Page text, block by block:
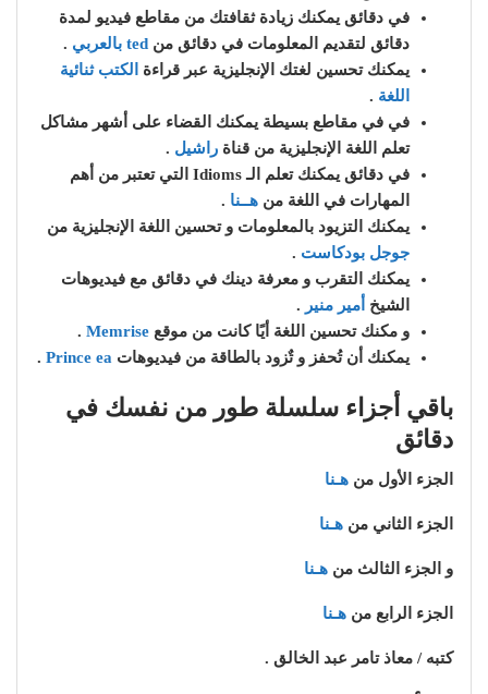
في دقائق يمكنك زيادة ثقافتك من مقاطع فيديو لمدة
دقائق لتقديم المعلومات في دقائق من ted بالعربي
.
يمكنك تحسين لغتك الإنجليزية عبر قراءة
الكتب ثنائية
اللغة .
في في مقاطع بسيطة يمكنك القضاء على أشهر مشاكل
تعلم اللغة الإنجليزية من قناة راشيل .
في دقائق يمكنك تعلم الـ Idioms التي تعتبر من أهم
المهارات في اللغة من هــنا .
يمكنك التزيود بالمعلومات و تحسين اللغة الإنجليزية من
جوجل بودكاست .
يمكنك التقرب و معرفة دينك في دقائق مع فيديوهات
الشيخ أمير منير .
و مكنك تحسين اللغة أيًا كانت من موقع Memrise
.
يمكنك أن تُحفز و تٌزود بالطاقة من فيديوهات Prince ea
.
باقي أجزاء سلسلة طور من نفسك في
دقائق
الجزء الأول من هـنا
الجزء الثاني من هـنا
و الجزء الثالث من هـنا
الجزء الرابع من هـنا
كتبه / معاذ تامر عبد الخالق .